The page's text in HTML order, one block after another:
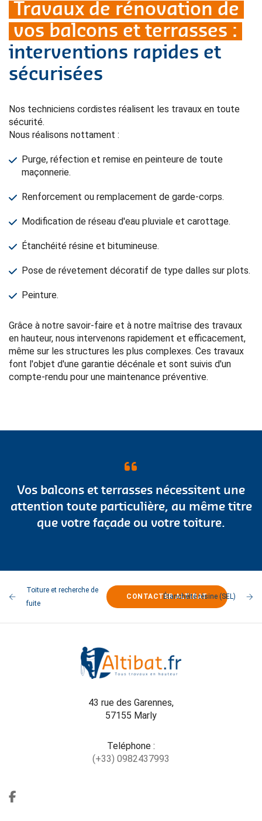
Travaux de rénovation de
vos balcons et terrasses :
interventions rapides et
sécurisées
Nos techniciens cordistes réalisent les travaux en toute
sécurité.
Nous réalisons nottament :
Purge, réfection et remise en peinteure de toute
maçonnerie.
Renforcement ou remplacement de garde-corps.
Modification de réseau d'eau pluviale et carottage.
Étanchéité résine et bitumineuse.
Pose de révetement décoratif de type dalles sur plots.
Peinture.
Grâce à notre savoir-faire et à notre maîtrise des travaux
en hauteur, nous intervenons rapidement et efficacement,
même sur les structures les plus complexes. Ces travaux
font l'objet d'une garantie décénale et sont suivis d'un
compte-rendu pour une maintenance préventive.
Vos balcons et terrasses nécessitent une
attention toute particulière, au même titre
que votre façade ou votre toiture.
Toiture et recherche de
fuite
CONTACTER ALTIBAT
Étanchéité résine (SEL)
43 rue des Garennes,
57155 Marly
Teléphone :
(+33) 0982437993